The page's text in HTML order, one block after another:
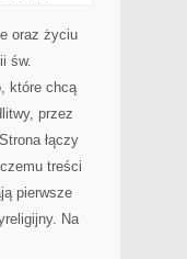
oraz życiu
św.
które chcą
przez
łączy
treści
pierwsze
Na